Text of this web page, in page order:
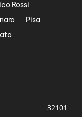
Rossi
Pisa
32101